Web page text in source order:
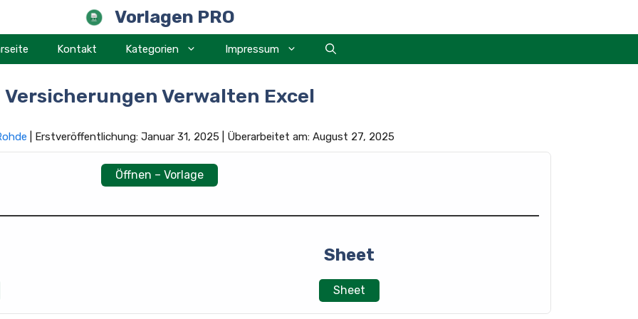
Vorlagen PRO
Kontakt Kategorien Impressum
Versicherungen Verwalten Excel
| Erstveröffentlichung: Januar 31, 2025 | Überarbeitet am: August 27, 2025
Öffnen – Vorlage
Sheet
Sheet